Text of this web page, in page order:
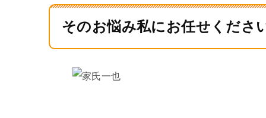
そのお悩み私にお任せくださ